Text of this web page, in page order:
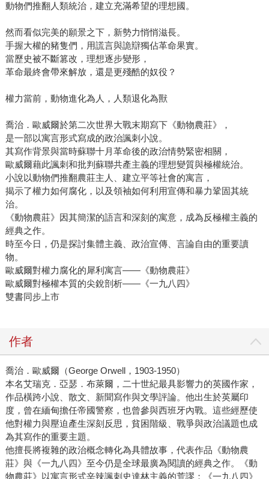
動物們推翻人類統治，建立充滿希望的理想國。
然而看似完美的願景之下，新勢力悄悄滋長。
手握大權的豬隻們，用謊言與詭辯獨佔革命果實。
當歷史被不斷篡改，理想逐步變形，
革命最終會帶來解放，還是更殘酷的奴役？
權力當前，動物進化為人，人類退化為獸
喬治．歐威爾於第二次世界大戰末期寫下《動物農莊》，
是一部以寓言形式寫成的政治諷刺小說。
其寫作背景與當時蘇聯十月革命後的政治情勢緊密相關，
歐威爾藉此諷刺和批判蘇聯共產主義的理想變質與極權統治。
小說以動物們推翻農莊主人、建立平等社會的寓言，
揭示了權力如何腐化，以及領袖如何利用宣傳和暴力鞏固其統
治。
《動物農莊》因其簡潔的語言和深刻的寓意，成為反極權主義的
經典之作。
時至今日，仍是探討集體主義、政治宣傳、言論自由的重要讀
物。
歐威爾對權力腐化的犀利寓言——《動物農莊》
歐威爾對極權本質的尖銳剖析——《一九八四》
雙書同步上市
作者
喬治．歐威爾（George Orwell，1903-1950）
本名艾瑞克．亞瑟．布萊爾，二十世紀最具影響力的英國作家，
作品橫跨小說、散文、新聞寫作與文學評論。他出生於英屬印
度，曾在緬甸擔任帝國警察，也曾參與西班牙內戰。這些經歷使
他對權力與壓迫產生深刻反思，貧困階級、戰爭與政治議題也成
為其寫作的重要主題。
他擅長將複雜的政治概念轉化為具體故事，代表作品《動物農
莊》與《一九八四》至今仍是全球最廣為閱讀的經典之作。《動
物農莊》以寓言形式辛辣諷刺史達林主義的荒謬；《一九八四》